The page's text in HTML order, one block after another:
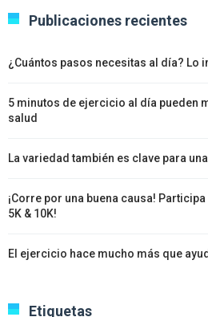
Publicaciones recientes
¿Cuántos pasos necesitas al día? Lo
5 minutos de ejercicio al día pueden
salud
La variedad también es clave para
¡Corre por una buena causa! Participa
5K & 10K!
El ejercicio hace mucho más que
Etiquetas